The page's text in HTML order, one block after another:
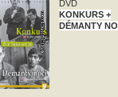
DVD
KONKURS +
DÉMANTY